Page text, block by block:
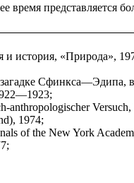
время представляется
и история, «Природа»,
Сфинкса—Эдипа,
anthropologischer
1974;
of the New York